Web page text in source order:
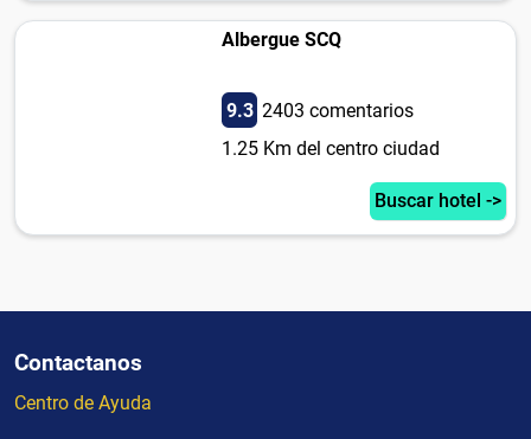
Albergue SCQ
9.3 2403 comentarios
1.25 Km del centro ciudad
Buscar hotel ->
Contactanos
Centro de Ayuda